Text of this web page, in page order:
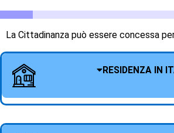
La Cittadinanza può essere concessa
RESIDENZA IN